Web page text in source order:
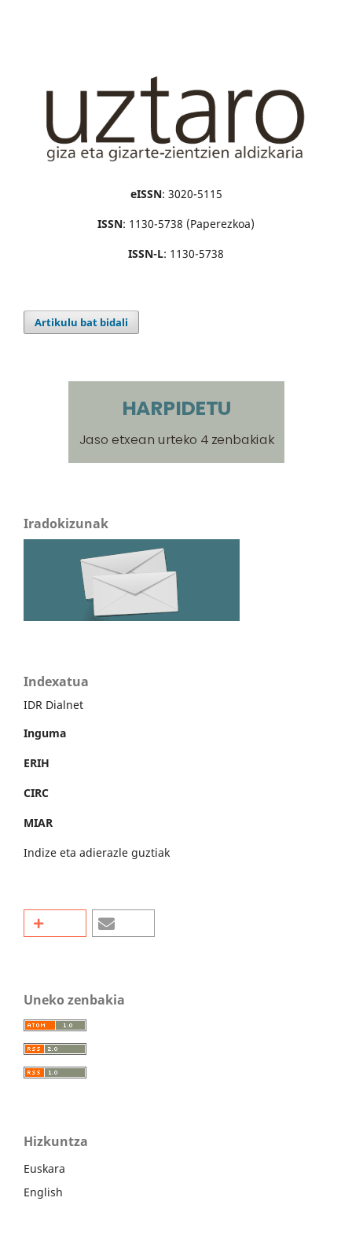
eISSN: 3020-5115
ISSN: 1130-5738 (Paperezkoa)
ISSN-L: 1130-5738
Artikulu bat bidali
Iradokizunak
Indexatua
IDR Dialnet
Inguma
ERIH
CIRC
MIAR
Indize eta adierazle guztiak
Uneko zenbakia
Hizkuntza
Euskara
English